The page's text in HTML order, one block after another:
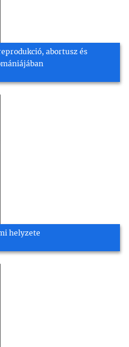
abortusz és
helyzete